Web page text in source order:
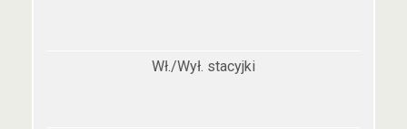
Wł./Wył. stacyjki